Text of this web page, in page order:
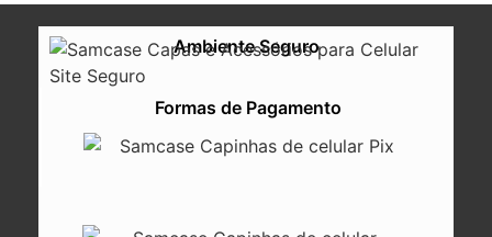
Ambiente Seguro
Formas de Pagamento